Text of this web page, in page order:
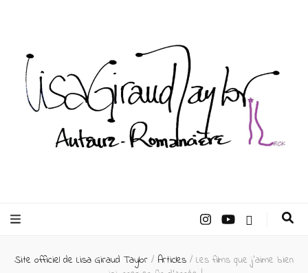
Taylor –
Site officiel de Lisa Giraud Taylor / Articles / Les films que j’aime bien